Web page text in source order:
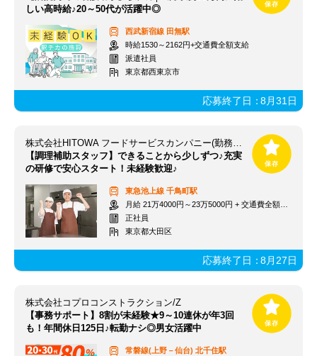
しい高時給♪20～50代が活躍中◎
西武新宿線 田無駅
時給1530～2162円+交通費全額支給
派遣社員
東京都西東京市
応募終了日：8月31日
株式会社HITOWA フードサービスカンパニー(勤務地：フローレンスケア千鳥町/13171)
【調理補助スタッフ】できることから少しずつ♪充実
の研修で安心スタート！未経験歓迎♪
東急池上線 千鳥町駅
月給 21万4000円～23万5000円 + 交通費全額支給
正社員
東京都大田区
応募終了日：8月27日
株式会社コプロコンストラクション/Z
【事務サポート】8割が未経験★9～10連休が年3回
も！年間休日125日♪転勤ナシ◎男女活躍中
常磐線(上野－仙台) 北千住駅